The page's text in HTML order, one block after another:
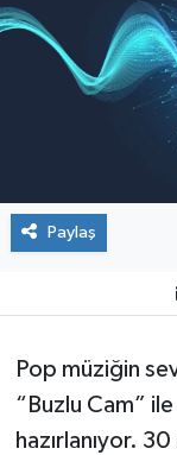
Paylaş
Pop müziğin
“Buzlu Cam”
hazırlanıyor.